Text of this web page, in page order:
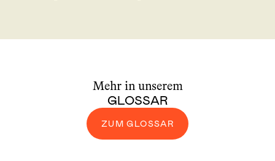
Mehr in unserem
GLOSSAR
ZUM GLOSSAR